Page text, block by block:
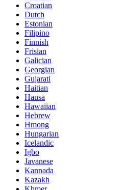
Croatian
Dutch
Estonian
Filipino
Finnish
Frisian
Galician
Georgian
Gujarati
Haitian
Hausa
Hawaiian
Hebrew
Hmong
Hungarian
Icelandic
Igbo
Javanese
Kannada
Kazakh